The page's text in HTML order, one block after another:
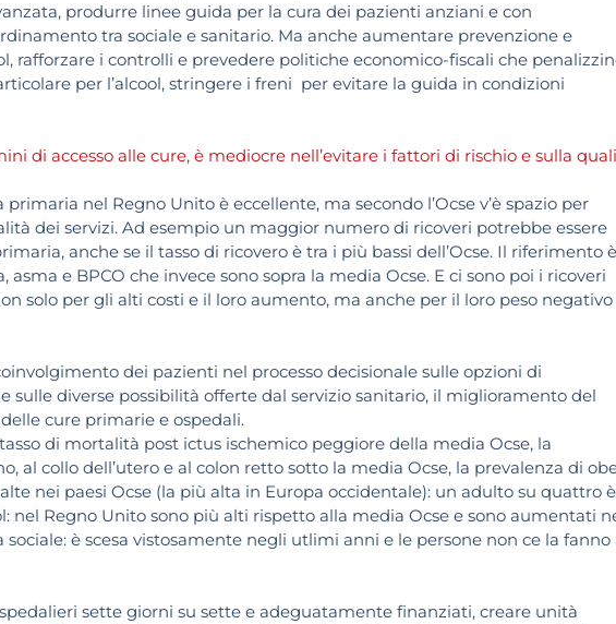
produrre linee guida per la cura dei pazienti anziani e con
tra sociale e sanitario. Ma anche aumentare prevenzione e
rafforzare i controlli e prevedere politiche economico-fiscali che
per l’alcool, stringere i freni per evitare la guida in condizioni
di accesso alle cure, è mediocre nell’evitare i fattori di rischio e sulla
primaria nel Regno Unito è eccellente, ma secondo l’Ocse v’è spazio per
dei servizi. Ad esempio un maggior numero di ricoveri potrebbe essere
anche se il tasso di ricovero è tra i più bassi dell’Ocse. Il riferimento
e BPCO che invece sono sopra la media Ocse. E ci sono poi i ricoveri
solo per gli alti costi e il loro aumento, ma anche per il loro peso negativo
dei pazienti nel processo decisionale sulle opzioni di
sulle diverse possibilità offerte dal servizio sanitario, il miglioramento del
cure primarie e ospedali.
di mortalità post ictus ischemico peggiore della media Ocse, la
al collo dell’utero e al colon retto sotto la media Ocse, la prevalenza di
nei paesi Ocse (la più alta in Europa occidentale): un adulto su quattro è
nel Regno Unito sono più alti rispetto alla media Ocse e sono aumentati
è scesa vistosamente negli utlimi anni e le persone non ce la fanno
sette giorni su sette e adeguatamente finanziati, creare unità